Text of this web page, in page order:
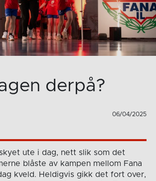
derpå?
06/04/2025
ute i dag, nett slik som det
blåste av kampen mellom Fana
kveld. Heldigvis gikk det fort over,